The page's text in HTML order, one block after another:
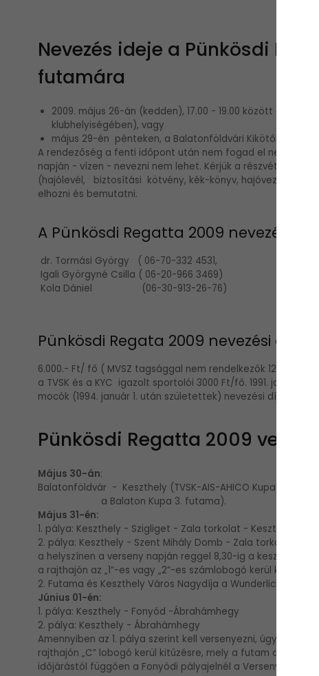
Nevezés ideje a Pünkösdi
futamára
2009. május 26-án (kedden), 17.00 - 19.00 között a
klubhelyiségében), vagy
május 29-én pénteken, a Balatonföldvári Kikötőben - a
A rendezőség a fenti időpont után nem fogad el nevezést, a
napján - vízen - nevezni nem lehet. Kérjük a részvételi
(hajólevél, biztosítási kötvény, kék-könyv, hajóvezetői
elhozni és bemutatni.
A Pünkösdi Regatta 2009 nevezéssel
dr. Tormási György ( 06-70-332 4531,
Igali Györgyné Csilla ( 06-20-966 3469)
Kola Dániel (06-30-913-26-76)
Pünkösdi Regata 2009 nevezési díj:
6.000.- Ft/ fő ( MVSZ tagsággal nem rendelkezők 12.000.- Ft/
a TVSK és a KYC igazolt sportolói 3000 Ft/fő. 1991. január
mocók (1994. január 1. után születettek) nevezési díjat nem
Pünkösdi Regatta 2009
Május 30-án:
Balatonföldvár - Keszthely (TVSK-AIS-AHICO Kupa 1. futama
a Balaton Kupa 3. futama).
Május 31-én:
1. pálya: Keszthely - Szigliget - Zala torkolat - Keszthely, vagy
2. pálya: Keszthely - Szent Mihály Domb - Zala torkolat-
a helyszínen a verseny napján reggel 8,30-ig a keszthelyi
a rajthajón az „1”-es vagy „2”-es számlobogó kerül
2. Futama és Keszthely Város Nagydíja a Wunderlich
Június 01-én:
1. pálya: Keszthely - Fonyód -Ábrahámhegy
2. pálya: Keszthely - Ábrahámhegy
Amennyiben az 1. pálya szerint kell versenyezni, úgy külön
rajthajón „C” lobogó kerül kitűzésre, mely a futam alatt
időjárástól függően a Fonyódi pályajelnél a